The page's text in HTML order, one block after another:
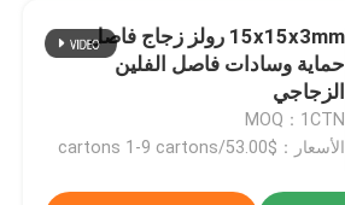
15x15x3mm رولز زجاج فاصل
حماية وسادات فاصل الفلين
الزجاجي
MOQ：1CTN
الأسعار：$53.00/cartons 1-9 cartons